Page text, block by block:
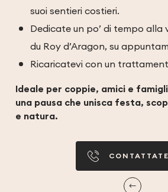
suoi sentieri costieri.
Dedicate un po’ di tempo alla
du Roy d’Aragon, su
Ricaricatevi con un
Ideale per coppie, amici e
una pausa che unisca festa,
e natura.